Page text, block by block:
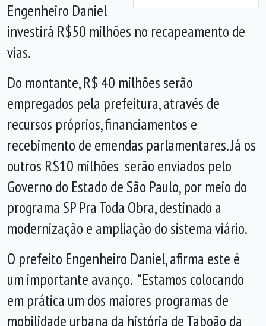
Engenheiro Daniel
investirá R$50 milhões no recapeamento de
vias.
Do montante, R$ 40 milhões serão
empregados pela prefeitura, através de
recursos próprios, financiamentos e
recebimento de emendas parlamentares. Já os
outros R$10 milhões serão enviados pelo
Governo do Estado de São Paulo, por meio do
programa SP Pra Toda Obra, destinado a
modernização e ampliação do sistema viário.
O prefeito Engenheiro Daniel, afirma este é
um importante avanço. “Estamos colocando
em prática um dos maiores programas de
mobilidade urbana da história de Taboão da